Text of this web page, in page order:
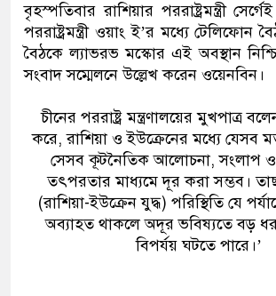
বৃহস্পতিবার রাশিয়ার পররাষ্ট্রমন্ত্রী
পররাষ্ট্রমন্ত্রী ওয়াং ই’র মধ্যে টেলিফোন
বৈঠকে ল্যাভরভ মস্কোর এই অবস্থান
সংবাদ সম্মেলনে উল্লেখ করেন ওয়েনবিন।
চীনের পররাষ্ট্র মন্ত্রণালয়ের মুখপাত্র
করে, রাশিয়া ও ইউক্রেনের মধ্যে যেসব
সেসব কূটনৈতিক আলোচনা, সংলাপ
তৎপরতার মাধ্যমে দূর করা সম্ভব।
(রাশিয়া-ইউক্রেন যুদ্ধ) পরিস্থিতি যে
অব্যাহত থাকলে অদূর ভবিষ্যতে বড়
বিপর্যয় ঘটতে পারে।’